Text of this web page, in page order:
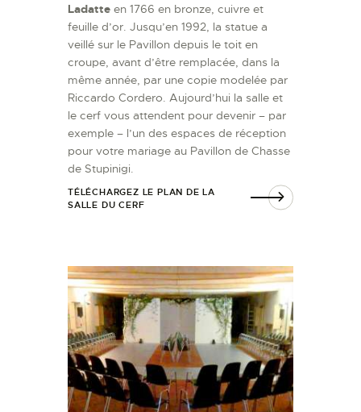
Ladatte en 1766 en bronze, cuivre et
feuille d’or. Jusqu’en 1992, la statue a
veillé sur le Pavillon depuis le toit en
croupe, avant d’être remplacée, dans la
même année, par une copie modelée par
Riccardo Cordero. Aujourd’hui la salle et
le cerf vous attendent pour devenir – par
exemple – l’un des espaces de réception
pour votre mariage au Pavillon de Chasse
de Stupinigi.
TÉLÉCHARGEZ LE PLAN DE LA
SALLE DU CERF